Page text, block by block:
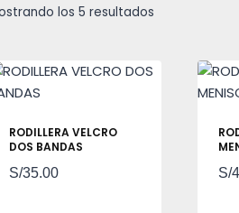
los 5 resultadosOrdenado
popularidad
RODILLERA VELCRO
DOS BANDAS
S/35.00
S/